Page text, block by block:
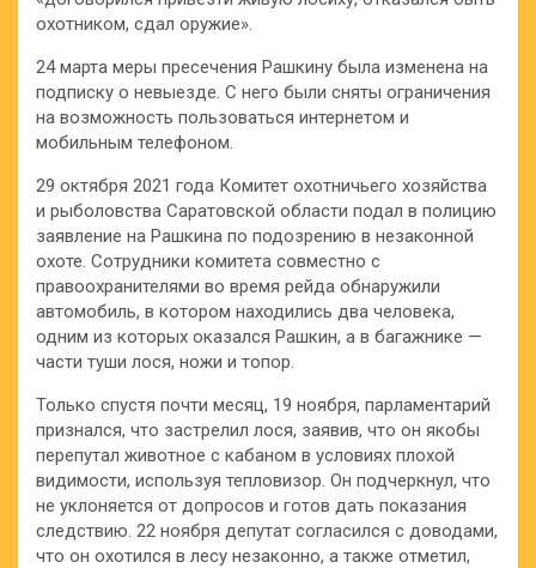
охотником, сдал оружие».
24 марта меры пресечения Рашкину была изменена на
подписку о невыезде. С него были сняты ограничения
на возможность пользоваться интернетом и
мобильным телефоном.
29 октября 2021 года Комитет охотничьего хозяйства
и рыболовства Саратовской области подал в полицию
заявление на Рашкина по подозрению в незаконной
охоте. Сотрудники комитета совместно с
правоохранителями во время рейда обнаружили
автомобиль, в котором находились два человека,
одним из которых оказался Рашкин, а в багажнике —
части туши лося, ножи и топор.
Только спустя почти месяц, 19 ноября, парламентарий
признался, что застрелил лося, заявив, что он якобы
перепутал животное с кабаном в условиях плохой
видимости, используя тепловизор. Он подчеркнул, что
не уклоняется от допросов и готов дать показания
следствию. 22 ноября депутат согласился с доводами,
что он охотился в лесу незаконно, а также отметил,